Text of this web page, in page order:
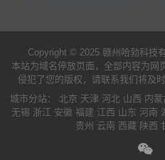
Copyright © 2025 赣州哈勃科技
本站为域名停放页面，全部内容为网
侵犯了您的版权，请联系我们将及
城市分站： 北京 天津 河北 山西 内蒙
无锡 浙江 安徽 福建 江西 山东 河南
贵州 云南 西藏 陕西